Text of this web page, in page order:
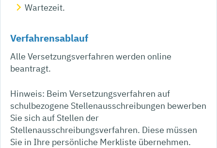
Wartezeit.
Verfahrensablauf
Alle Versetzungsverfahren werden online
beantragt.
Hinweis: Beim Versetzungsverfahren auf
schulbezogene Stellenausschreibungen bewerben
Sie sich auf Stellen der
Stellenausschreibungsverfahren. Diese müssen
Sie in Ihre persönliche Merkliste übernehmen.